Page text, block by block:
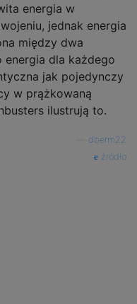
energia w
jednak energia
między dwa
energia dla każdego
jak pojedynczy
w prążkowaną
ilustrują to.
dberm22
źródło